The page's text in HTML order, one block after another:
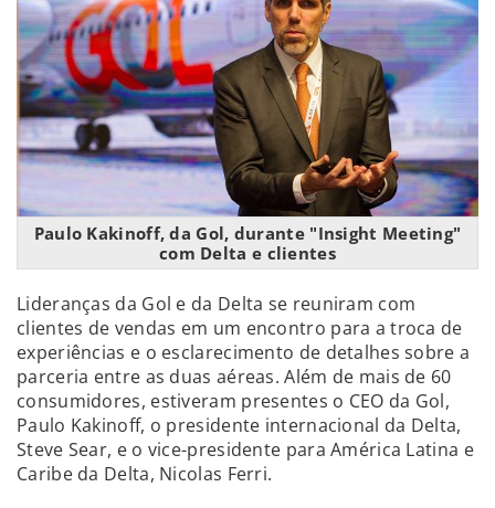
Paulo Kakinoff, da Gol, durante "Insight Meeting"
com Delta e clientes
Lideranças da Gol e da Delta se reuniram com
clientes de vendas em um encontro para a troca de
experiências e o esclarecimento de detalhes sobre a
parceria entre as duas aéreas. Além de mais de 60
consumidores, estiveram presentes o CEO da Gol,
Paulo Kakinoff, o presidente internacional da Delta,
Steve Sear, e o vice-presidente para América Latina e
Caribe da Delta, Nicolas Ferri.